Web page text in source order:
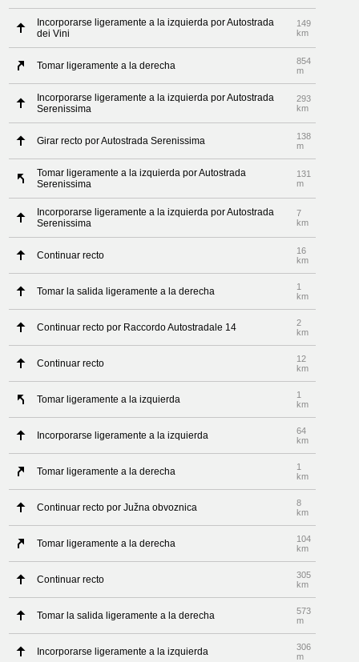
Incorporarse ligeramente a la izquierda por Autostrada
dei Vini
149
km
Tomar ligeramente a la derecha
854
m
Incorporarse ligeramente a la izquierda por Autostrada
Serenissima
293
km
Girar recto por Autostrada Serenissima
138
m
Tomar ligeramente a la izquierda por Autostrada
Serenissima
131
m
Incorporarse ligeramente a la izquierda por Autostrada
Serenissima
7
km
Continuar recto
16
km
Tomar la salida ligeramente a la derecha
1
km
Continuar recto por Raccordo Autostradale 14
2
km
Continuar recto
12
km
Tomar ligeramente a la izquierda
1
km
Incorporarse ligeramente a la izquierda
64
km
Tomar ligeramente a la derecha
1
km
Continuar recto por Južna obvoznica
8
km
Tomar ligeramente a la derecha
104
km
Continuar recto
305
km
Tomar la salida ligeramente a la derecha
573
m
Incorporarse ligeramente a la izquierda
306
m